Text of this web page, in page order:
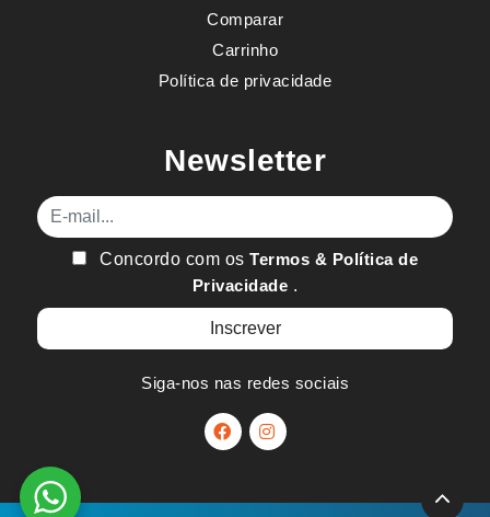
Comparar
Carrinho
Política de privacidade
Newsletter
E-mail
Concordo com osTermos & Política de
Privacidade .
Siga-nos nas redes sociais